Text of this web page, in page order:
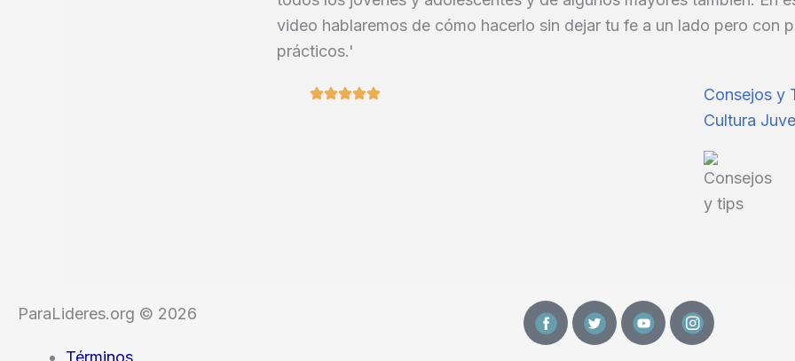
video hablaremos de cómo hacerlo sin dejar tu fe a un lado pero con
prácticos.'
Consejos y
Cultura
ParaLideres.org © 2026
Términos
F
a
T
w
Y
o
I
n